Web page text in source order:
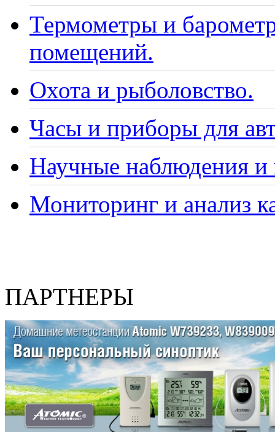
Термометры и
помещений.
Охота и рыболовство.
Часы и приборы для
Научные наблюдения и
Мониторинг и анализ
ПАРТНЕРЫ